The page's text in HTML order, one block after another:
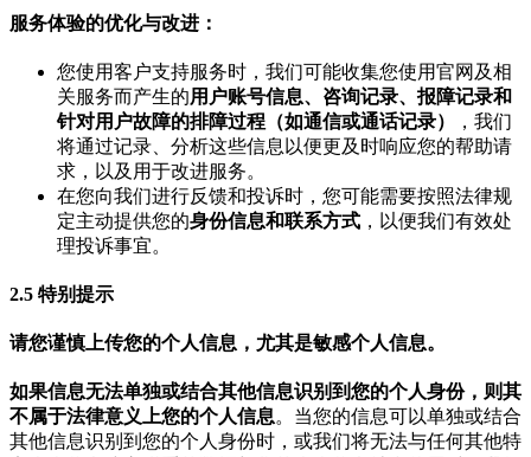
服务体验的优化与改进：
您使用客户支持服务时，我们可能收集您使用官网及相
关服务而产生的用户账号信息、咨询记录、报障记录和
针对用户故障的排障过程（如通信或通话记录）
，我们
将通过记录、分析这些信息以便更及时响应您的帮助请
求，以及用于改进服务。
在您向我们进行反馈和投诉时，您可能需要按照法律规
定主动提供您的身份信息和联系方式 ，以便我们有效处
理投诉事宜。
2.5 特别提示
请您谨慎上传您的个人信息，尤其是敏感个人信息。
如果信息无法单独或结合其他信息识别到您的个人身份，则其
不属于法律意义上您的个人信息。当您的信息可以单独或结合
其他信息识别到您的个人身份时，或我们将无法与任何其他特